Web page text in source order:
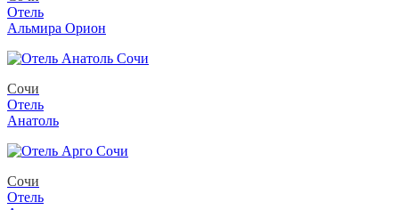
Отель
Альмира Орион
Сочи
Отель
Анатоль
Сочи
Отель